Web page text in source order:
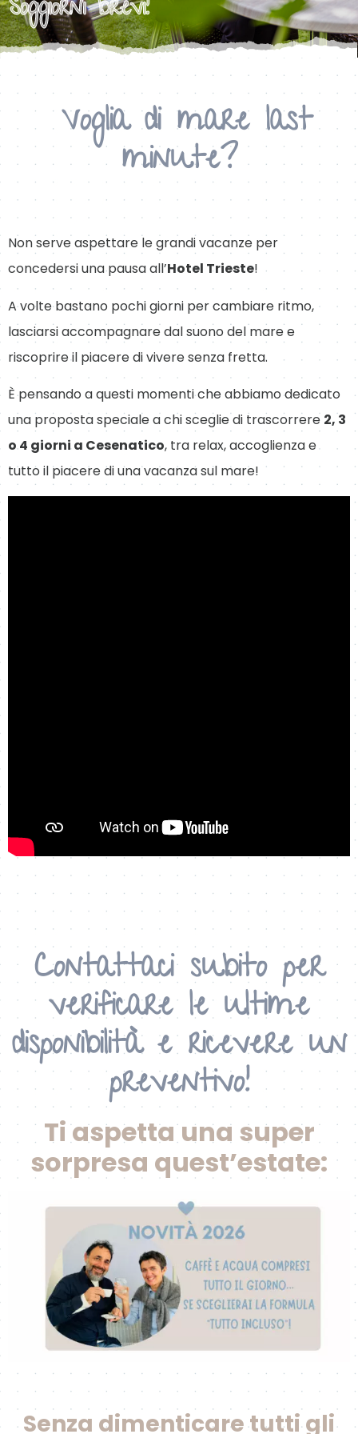
Soggiorni brevi!
Voglia di mare last
minute?
Non serve aspettare le grandi vacanze per
concedersi una pausa all’Hotel Trieste!
A volte bastano pochi giorni per cambiare ritmo,
lasciarsi accompagnare dal suono del mare e
riscoprire il piacere di vivere senza fretta.
È pensando a questi momenti che abbiamo dedicato
una proposta speciale a chi sceglie di trascorrere 2, 3
o 4 giorni a Cesenatico, tra relax, accoglienza e
tutto il piacere di una vacanza sul mare!
Contattaci subito per
verificare le ultime
disponibilità e ricevere un
preventivo!
Ti aspetta una super
sorpresa quest’estate:
Senza dimenticare tutti gli